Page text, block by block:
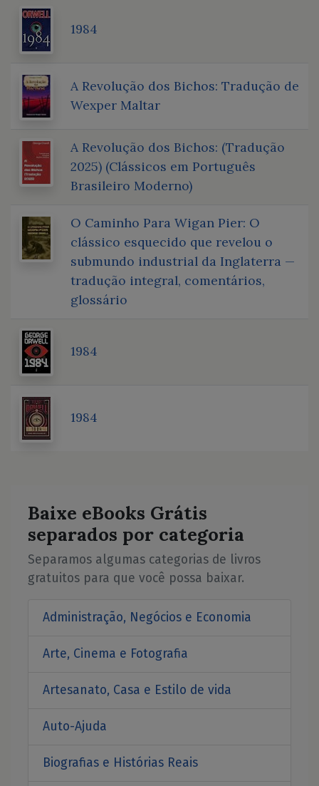
1984
A Revolução dos Bichos: Tradução de
Wexper Maltar
A Revolução dos Bichos: (Tradução
2025) (Clássicos em Português
Brasileiro Moderno)
O Caminho Para Wigan Pier: O
clássico esquecido que revelou o
submundo industrial da Inglaterra —
tradução integral, comentários,
glossário
1984
1984
Baixe eBooks Grátis
separados por categoria
Separamos algumas categorias de livros
gratuitos para que você possa baixar.
Administração, Negócios e Economia
Arte, Cinema e Fotografia
Artesanato, Casa e Estilo de vida
Auto-Ajuda
Biografias e Histórias Reais